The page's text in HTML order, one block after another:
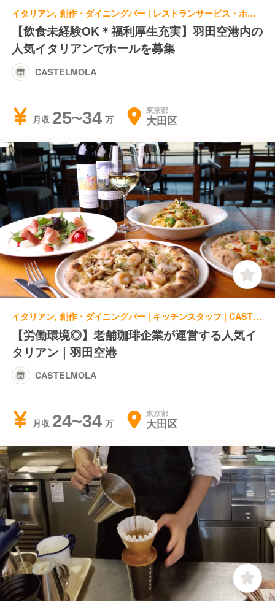
イタリアン, 創作・ダイニングバー | レストランサービス・ホールスタッフ | CASTELMOLA
【飲食未経験OK＊福利厚生充実】羽田空港内の
人気イタリアンでホールを募集
CASTELMOLA
月収 25~34 東京都
大田区
イタリアン, 創作・ダイニングバー | キッチンスタッフ | CASTELMOLA
【労働環境◎】老舗珈琲企業が運営する人気イ
タリアン｜羽田空港
CASTELMOLA
月収 24~34 東京都
大田区